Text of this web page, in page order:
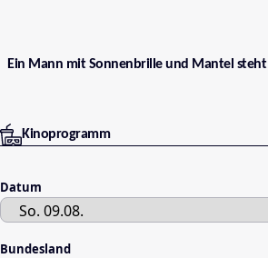
Ein Mann mit Sonnenbrille und Mantel
Kinoprogramm
Datum
Bundesland